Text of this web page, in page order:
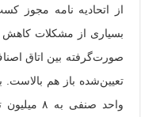
از اتحادیه نامه مجوز
بسیاری از مشکلات کاهش
صورت‌گرفته بین اتاق
واحد